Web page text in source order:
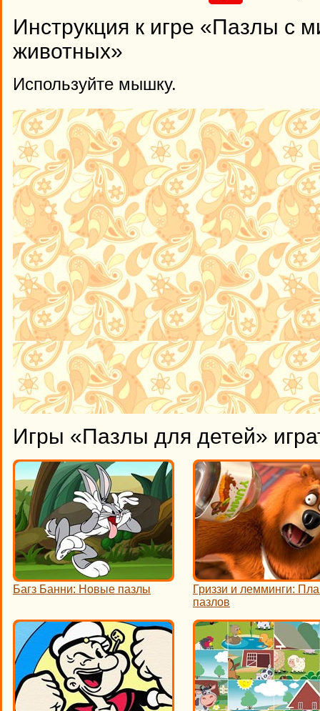
Инструкция к игре «Пазлы с
животных»
Используйте мышку.
Игры «Пазлы для детей»
Багз Банни: Новые пазлы
Гриззи и лемминги:
пазлов